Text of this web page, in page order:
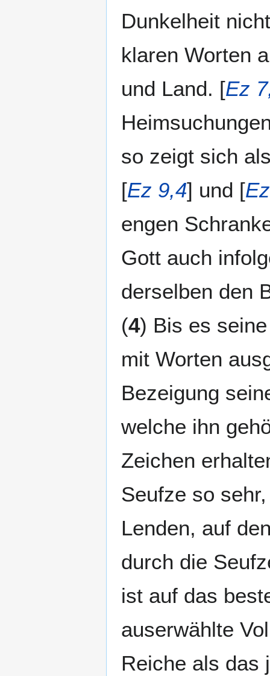
Dunkelheit
klaren Worten
und Land. [Ez
so zeigt sich
[Ez 9,4] und [
engen
Gott auch
derselben den
(4) Bis es
mit Worten
Bezeigung
welche ihn
Zeichen
Seufze so
Lenden, auf
durch die
ist auf das
auserwählte
Reiche als das